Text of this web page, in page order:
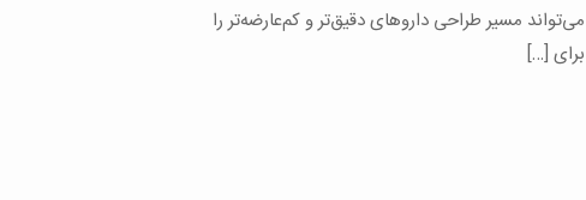
یافته‌های محققان دانشگاه علوم پزشکی تهران با
همکاری محققان خارجی نشان می‌دهد اچ‌آی‌وی در